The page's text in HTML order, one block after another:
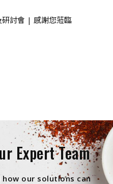
討會 | 感謝您蒞臨
Expert Team
how our solutions can